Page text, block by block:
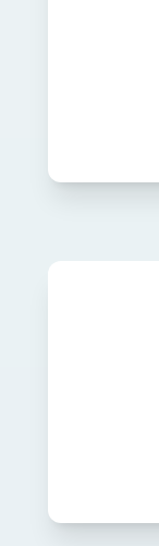
की
अपने
और